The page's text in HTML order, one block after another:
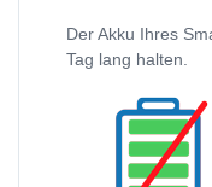
Der Akku Ihres
Tag lang halten.